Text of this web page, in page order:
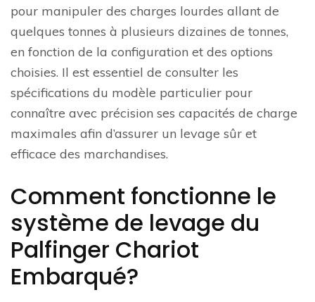
pour manipuler des charges lourdes allant de
quelques tonnes à plusieurs dizaines de tonnes,
en fonction de la configuration et des options
choisies. Il est essentiel de consulter les
spécifications du modèle particulier pour
connaître avec précision ses capacités de charge
maximales afin d’assurer un levage sûr et
efficace des marchandises.
Comment fonctionne le
système de levage du
Palfinger Chariot
Embarqué?